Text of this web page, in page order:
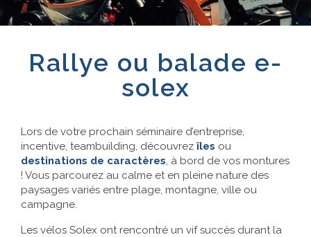
Références
Contact
Rallye ou balade e-
solex
Lors de votre prochain séminaire d’entreprise,
incentive, teambuilding, découvrez îles ou
destinations de caractères, à bord de vos montures
! Vous parcourez au calme et en pleine nature des
paysages variés entre plage, montagne, ville ou
campagne.
Les vélos Solex ont rencontré un vif succès durant la